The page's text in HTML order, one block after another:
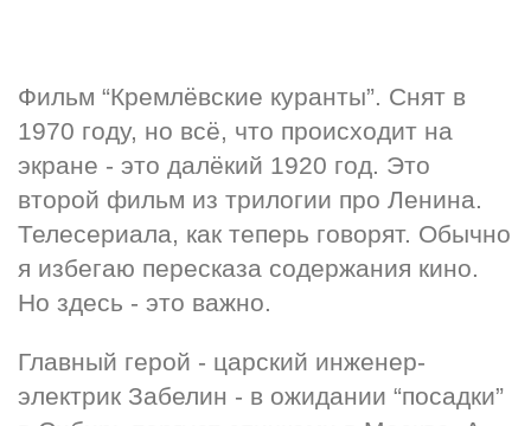
Фильм “Кремлёвские куранты”. Снят в
1970 году, но всё, что происходит на
экране - это далёкий 1920 год. Это
второй фильм из трилогии про Ленина.
Телесериала, как теперь говорят. Обычно
я избегаю пересказа содержания кино.
Но здесь - это важно.
Главный герой - царский инженер-
электрик Забелин - в ожидании “посадки”